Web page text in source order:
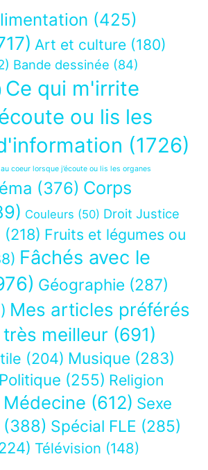
(425)
Art et culture (180)
Bande dessinée (84)
Ce qui m'irrite
ou lis les
(1726)
coeur lorsque j’écoute ou lis les organes
(376) Corps
Couleurs (50) Droit Justice
(218) Fruits et légumes ou
Fâchés avec le
Géographie (287)
Mes articles préférés
meilleur (691)
(204) Musique (283)
Politique (255) Religion
Médecine (612) Sexe
(388) Spécial FLE (285)
Télévision (148)